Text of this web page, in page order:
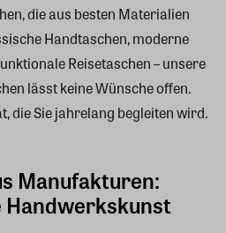
die aus besten Materialien
Handtaschen, moderne
Reisetaschen – unsere
lässt keine Wünsche offen.
die Sie jahrelang begleiten wird.
Manufakturen:
Handwerkskunst